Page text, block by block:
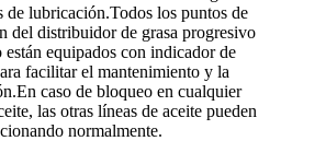
de lubricación.Todos los puntos de
del distribuidor de grasa progresivo
equipados con indicador de
facilitar el mantenimiento y la
caso de bloqueo en cualquier
las otras líneas de aceite pueden
normalmente.